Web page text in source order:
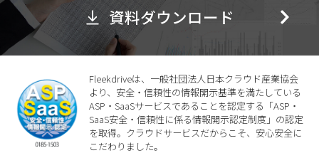
資料ダウンロード
Fleekdriveは、一般社団法人日本クラウド産業協会
より、安全・信頼性の情報開示基準を満たしている
ASP・SaaSサービスであることを認定する「ASP・
SaaS安全・信頼性に係る情報開示認定制度」の認定
を取得。クラウドサービスだからこそ、安心安全に
こだわりました。